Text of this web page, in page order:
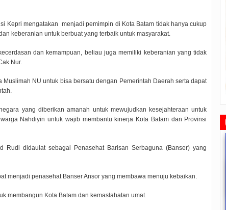
Kepri mengatakan menjadi pemimpin di Kota Batam tidak hanya cukup
keberanian untuk berbuat yang terbaik untuk masyarakat.
dan kemampuan, beliau juga memiliki keberanian yang tidak
Nur.
NU untuk bisa bersatu dengan Pemerintah Daerah serta dapat
yang diberikan amanah untuk mewujudkan kesejahteraan untuk
Nahdiyin untuk wajib membantu kinerja Kota Batam dan Provinsi
Rudi didaulat sebagai Penasehat Barisan Serbaguna (Banser) yang
menjadi penasehat Banser Ansor yang membawa menuju kebaikan.
membangun Kota Batam dan kemaslahatan umat.